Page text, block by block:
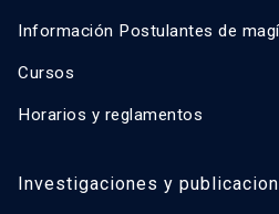
Información Postulantes de
Cursos
Horarios y reglamentos
Investigaciones y